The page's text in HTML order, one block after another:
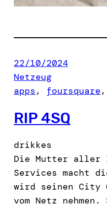
22/10/2024
Netzeug
apps , foursquare,
RIP 4SQ
drikkes
Die Mutter aller
Services macht
wird seinen City
vom Netz